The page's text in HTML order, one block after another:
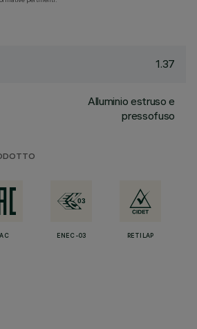
1.37
Alluminio estruso e
pressofuso
ENEC-03 RETILAP